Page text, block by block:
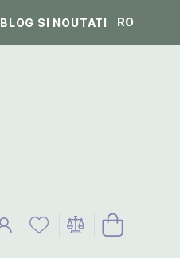
BLOG SI NOUTATI RO